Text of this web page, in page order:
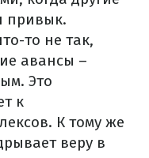
привык.
то не так,
авансы –
Это
к
К тому же
веру в